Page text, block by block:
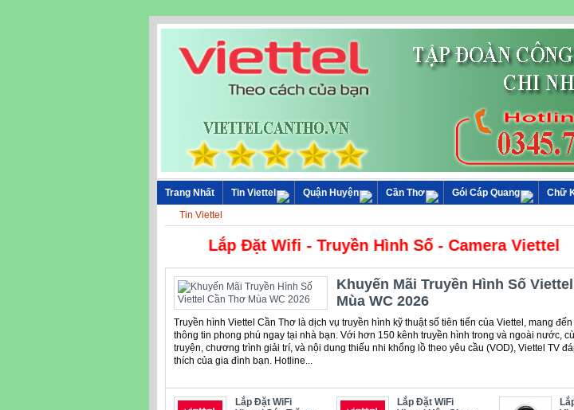
Trang Nhất Tin Viettel Quận Huyện Cần Thơ Gói Cáp Quang Chữ
Tin Viettel
Lắp Đặt Wifi - Truyền Hình Số - Camera Viettel
Khuyến Mãi Truyền Hình Số
Mùa WC 2026
Truyền hình Viettel Cần Thơ là dịch vụ truyền hình kỹ thuật số tiên tiến của Viettel, mang
thông tin phong phú ngay tại nhà bạn. Với hơn 150 kênh truyền hình trong và ngoài nước,
truyện, chương trình giải trí, và nội dung thiếu nhi khổng lồ theo yêu cầu (VOD), Viettel TV
thích của gia đình bạn. Hotline...
Lắp Đặt WiFi
Lắp Đặt WiFi